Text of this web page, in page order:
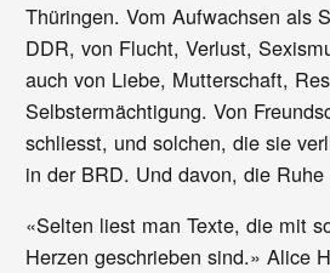
Thüringen. Vom Aufwachsen als
DDR, von Flucht, Verlust,
auch von Liebe, Mutterschaft,
Selbstermächtigung. Von
schliesst, und solchen, die sie
in der BRD. Und davon, die
«Selten liest man Texte, die mit
Herzen geschrieben sind.» Alice